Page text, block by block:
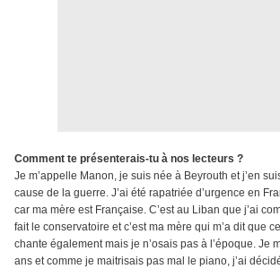
Comment te présenterais-tu à nos lecteurs ?
Je m’appelle Manon, je suis née à Beyrouth et j’en
cause de la guerre. J’ai été rapatriée d’urgence en
car ma mère est Française. C’est au Liban que j’ai
fait le conservatoire et c’est ma mère qui m’a dit que
chante également mais je n’osais pas à l’époque. Je
ans et comme je maitrisais pas mal le piano, j’ai